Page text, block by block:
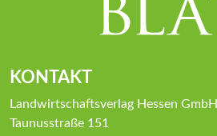
KONTAKT
Landwirtschaftsverlag Hessen GmbH
Taunusstraße 151